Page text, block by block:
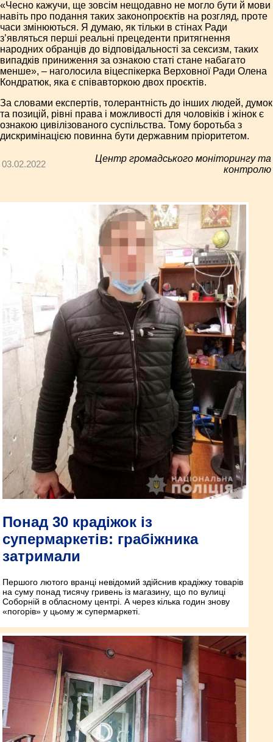
«Чесно кажучи, ще зовсім нещодавно не могло бути й мови
навіть про подання таких законопроєктів на розгляд, проте
часи змінюються. Я думаю, як тільки в стінах Ради
з’являться перші реальні прецеденти притягнення
народних обранців до відповідальності за сексизм, таких
випадків приниження за ознакою статі стане набагато
менше», – наголосила віцеспікерка Верховної Ради Олена
Кондратюк, яка є співавторкою двох проєктів.
За словами експертів, толерантність до інших людей, думок
та позицій, рівні права і можливості для чоловіків і жінок є
ознакою цивілізованого суспільства. Тому боротьба з
дискримінацією повинна бути державним пріоритетом.
03.02.2022
Центр громадського моніторингу та
контролю
Понад 30 крадіжок із
супермаркетів: грабіжника
затримали
Першого лютого вранці невідомий здійснив крадіжку товарів
на суму понад тисячу гривень із магазину, що по вулиці
Соборній в обласному центрі. А через кілька годин знову
«погорів» у цьому ж супермаркеті.